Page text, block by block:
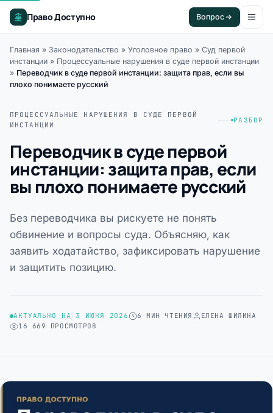
Право Доступно Вопрос
Главная » Законодательство » Уголовное право » Суд первой
инстанции » Процессуальные нарушения в суде первой инстанции
» Переводчик в суде первой инстанции: защита прав, если вы
плохо понимаете русский
ПРОЦЕССУАЛЬНЫЕ НАРУШЕНИЯ В СУДЕ ПЕРВОЙ
ИНСТАНЦИИ
РАЗБОР
Переводчик в суде первой
инстанции: защита прав, если
вы плохо понимаете русский
Без переводчика вы рискуете не понять
обвинение и вопросы суда. Объясняю, как
заявить ходатайство, зафиксировать нарушение
и защитить позицию.
АКТУАЛЬНО НА 3 ИЮНЯ 2026 6 МИН ЧТЕНИЯ
ЕЛЕНА ШИЛИНА
16 669 ПРОСМОТРОВ